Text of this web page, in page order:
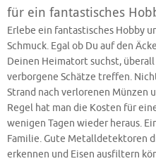
für ein fantastisches
Erlebe ein fantastisches Hobby
Schmuck. Egal ob Du auf den
Deinen Heimatort suchst,
verborgene Schätze treffen.
Strand nach verlorenen Münzen
Regel hat man die Kosten für
wenigen Tagen wieder heraus.
Familie. Gute Metalldetektoren
erkennen und Eisen ausfiltern